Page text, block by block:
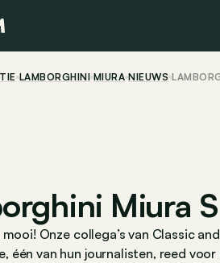
LAMBORGHINI MIURA NIEUWS
Miura
Onze collega’s van Classic
één van hun journalisten, reed